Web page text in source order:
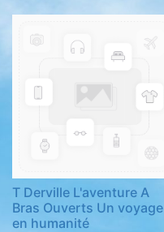
T Derville L'aventure A
Bras Ouverts Un voyage
en humanité